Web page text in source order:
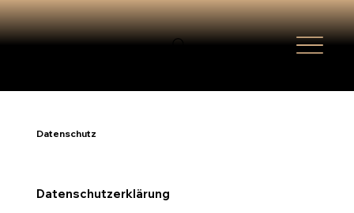
Datenschutz
Datenschutzerklärung